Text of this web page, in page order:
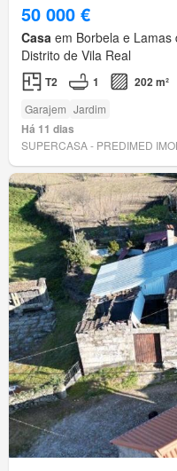
50 000 €
Casa em Borbela e Lamas
Distrito de Vila Real
T2 1 202 m²
Garajem Jardim
Há 11 dias
SUPERCASA - PREDIMED